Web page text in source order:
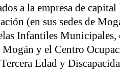
a la empresa de
(en sus sedes de
Infantiles Municipales,
y el Centro
Edad y